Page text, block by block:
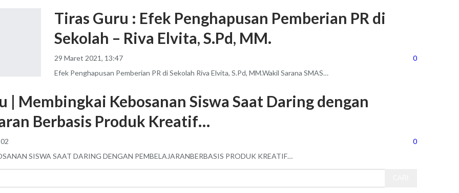
Tiras Guru : Efek Penghapusan Pemberian PR di
Sekolah – Riva Elvita, S.Pd, MM.
29 Maret 2021, 13:47
0
Efek Penghapusan Pemberian PR di Sekolah Riva Elvita, S.Pd, MM.Wakil Sarana SMAS…
| Membingkai Kebosanan Siswa Saat Daring dengan
Berbasis Produk Kreatif…
0
SISWA SAAT DARING DENGAN PEMBELAJARANBERBASIS PRODUK KREATIF…